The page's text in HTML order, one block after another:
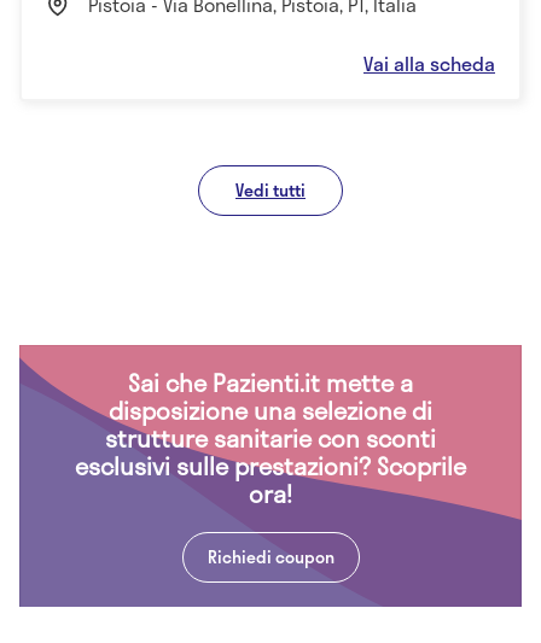
Vai alla scheda
Vedi tutti
Sai che Pazienti.it mette a
disposizione una selezione di
strutture sanitarie con sconti
esclusivi sulle prestazioni? Scoprile
ora!
Richiedi coupon